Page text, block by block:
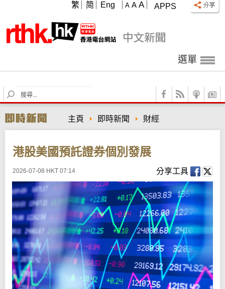
APPS
A A A
繁 简 Eng
選單
S
e
r
c
主頁 即時新聞 財經
港股美國預託證券個別發展
2026-07-08 HKT 07:14 分享工具